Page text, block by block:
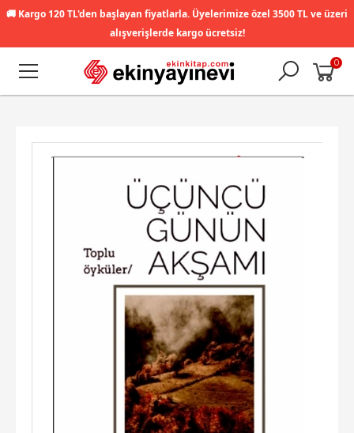
🚚 Kargo 120 TL'den başlayan fiyatlarla. Üyelerimize özel 3500 TL ve üzeri
alışverişlerde kargo ücretsiz!
0